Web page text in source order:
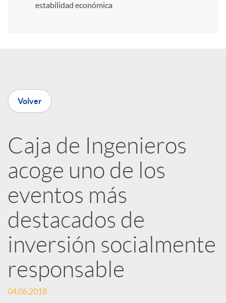
n
e
d
e
s
S
estabilidad económica
Volver
Caja de Ingenieros
acoge uno de los
eventos más
destacados de
inversión socialmente
responsable
04.06.2018